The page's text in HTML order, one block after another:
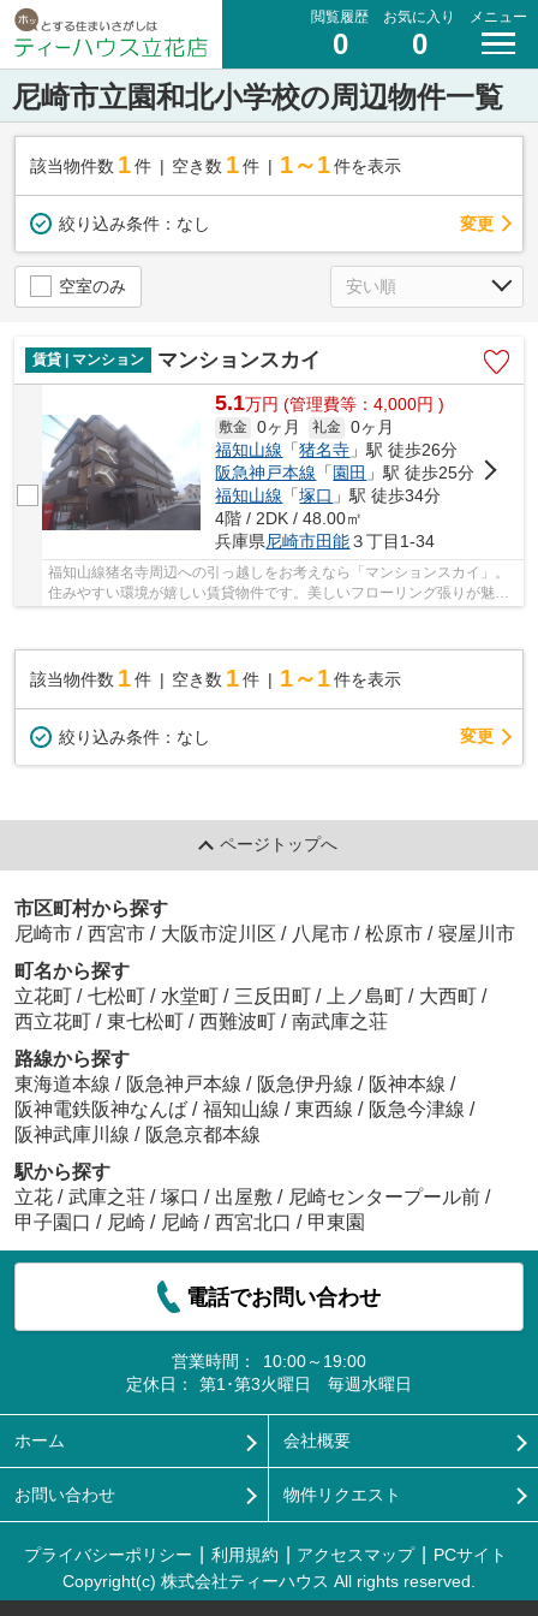
閲覧履歴
0
お気に入り
0
メニュー
尼崎市立園和北小学校の周辺物件一覧
該当物件数 1件 空き数 1 件 1～1 件を表示
絞り込み条件： なし 変更
空室のみ
賃貸 | マンション マンションスカイ
5.1万円 (管理費等：4,000円 )
敷金 0ヶ月 礼金 0ヶ月
福知山線 「猪名寺 」駅 徒歩26分
阪急神戸本線 「園田 」駅 徒歩25分
福知山線 「塚口 」駅 徒歩34分
4階 / 2DK / 48.00㎡
兵庫県尼崎市田能３丁目1-34
福知山線猪名寺周辺への引っ越しをお考えなら「マンションスカイ」。
住みやすい環境が嬉しい賃貸物件です。美しいフローリング張りが魅力
該当物件数 1件 空き数 1 件 1～1 件を表示
絞り込み条件： なし 変更
ページトップへ
市区町村から探す
尼崎市 / 西宮市 / 大阪市淀川区 / 八尾市 / 松原市 / 寝屋川市
町名から探す
立花町 / 七松町 / 水堂町 / 三反田町 / 上ノ島町 / 大西町 /
西立花町 / 東七松町 / 西難波町 / 南武庫之荘
路線から探す
東海道本線 / 阪急神戸本線 / 阪急伊丹線 / 阪神本線 /
阪神電鉄阪神なんば / 福知山線 / 東西線 / 阪急今津線 /
阪神武庫川線 / 阪急京都本線
駅から探す
立花 / 武庫之荘 / 塚口 / 出屋敷 / 尼崎センタープール前 /
甲子園口 / 尼崎 / 尼崎 / 西宮北口 / 甲東園
電話でお問い合わせ
営業時間：
10:00～19:00
定休日：
第1･第3火曜日 毎週水曜日
ホーム 会社概要
お問い合わせ 物件リクエスト
プライバシーポリシー 利用規約 アクセスマップ
PCサイト
Copyright(c) 株式会社ティーハウス All rights reserved.